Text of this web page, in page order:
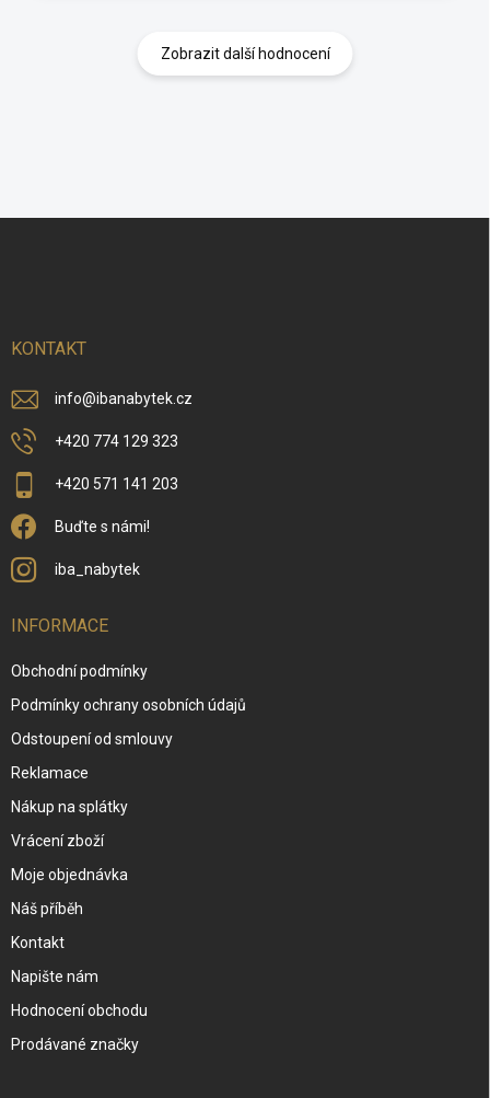
Zobrazit další hodnocení
KONTAKT
info@ibanabytek.cz
+420 774 129 323
+420 571 141 203
Buďte s námi!
iba_nabytek
INFORMACE
Obchodní podmínky
Podmínky ochrany osobních údajů
Odstoupení od smlouvy
Reklamace
Nákup na splátky
Vrácení zboží
Moje objednávka
Náš příběh
Kontakt
Napište nám
Hodnocení obchodu
Prodávané značky